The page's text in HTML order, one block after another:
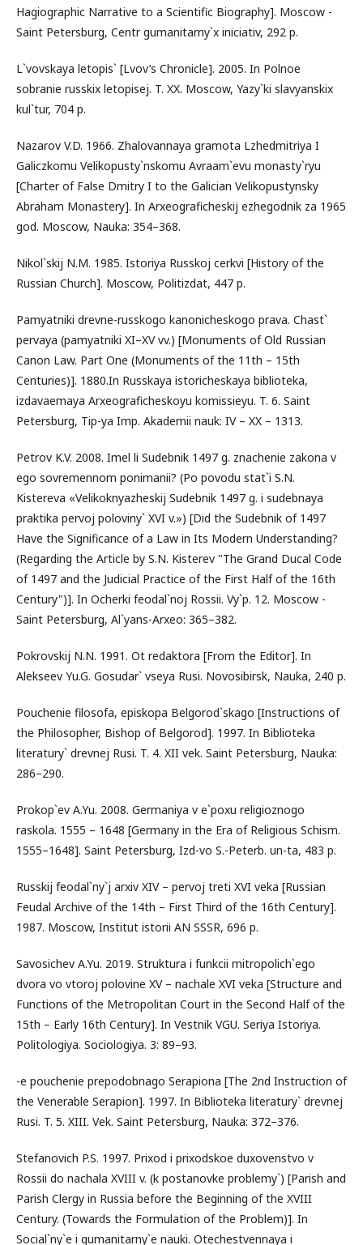
Hagiographic Narrative to a Scientific Biography]. Moscow -
Saint Petersburg, Centr gumanitarny`x iniciativ, 292 p.
L`vovskaya letopis` [Lvov’s Chronicle]. 2005. In Polnoe
sobranie russkix letopisej. T. XX. Moscow, Yazy`ki slavyanskix
kul`tur, 704 p.
Nazarov V.D. 1966. Zhalovannaya gramota Lzhedmitriya I
Galiczkomu Velikopusty`nskomu Avraam`evu monasty`ryu
[Charter of False Dmitry I to the Galician Velikopustynsky
Abraham Monastery]. In Arxeograficheskij ezhegodnik za 1965
god. Moscow, Nauka: 354–368.
Nikol`skij N.M. 1985. Istoriya Russkoj cerkvi [History of the
Russian Church]. Moscow, Politizdat, 447 p.
Pamyatniki drevne-russkogo kanonicheskogo prava. Chast`
pervaya (pamyatniki XI–XV vv.) [Monuments of Old Russian
Canon Law. Part One (Monuments of the 11th – 15th
Centuries)]. 1880.In Russkaya istoricheskaya biblioteka,
izdavaemaya Arxeograficheskoyu komissieyu. T. 6. Saint
Petersburg, Tip-ya Imp. Akademii nauk: IV – XX – 1313.
Petrov K.V. 2008. Imel li Sudebnik 1497 g. znachenie zakona v
ego sovremennom ponimanii? (Po povodu stat`i S.N.
Kistereva «Velikoknyazheskij Sudebnik 1497 g. i sudebnaya
praktika pervoj poloviny` XVI v.») [Did the Sudebnik of 1497
Have the Significance of a Law in Its Modern Understanding?
(Regarding the Article by S.N. Kisterev "The Grand Ducal Code
of 1497 and the Judicial Practice of the First Half of the 16th
Century")]. In Ocherki feodal`noj Rossii. Vy`p. 12. Moscow -
Saint Petersburg, Al`yans-Arxeo: 365–382.
Pokrovskij N.N. 1991. Ot redaktora [From the Editor]. In
Alekseev Yu.G. Gosudar` vseya Rusi. Novosibirsk, Nauka, 240 p.
Pouchenie filosofa, episkopa Bеlgorod`skago [Instructions of
the Philosopher, Bishop of Bеlgorod]. 1997. In Biblioteka
literatury` drevnej Rusi. T. 4. XII vek. Saint Petersburg, Nauka:
286–290.
Prokop`ev A.Yu. 2008. Germaniya v e`poxu religioznogo
raskola. 1555 – 1648 [Germany in the Era of Religious Schism.
1555–1648]. Saint Petersburg, Izd-vo S.-Peterb. un-ta, 483 p.
Russkij feodal`ny`j arxiv XIV – pervoj treti XVI veka [Russian
Feudal Archive of the 14th – First Third of the 16th Century].
1987. Moscow, Institut istorii AN SSSR, 696 p.
Savosichev A.Yu. 2019. Struktura i funkcii mitropolich`ego
dvora vo vtoroj polovine XV – nachale XVI veka [Structure and
Functions of the Metropolitan Court in the Second Half of the
15th – Early 16th Century]. In Vestnik VGU. Seriya Istoriya.
Politologiya. Sociologiya. 3: 89–93.
-e pouchenie prepodobnago Serapiona [The 2nd Instruction of
the Venerable Serapion]. 1997. In Biblioteka literatury` drevnej
Rusi. T. 5. XIII. Vek. Saint Petersburg, Nauka: 372–376.
Stefanovich P.S. 1997. Prixod i prixodskoe duxovenstvo v
Rossii do nachala XVIII v. (k postanovke problemy`) [Parish and
Parish Clergy in Russia before the Beginning of the XVIII
Century. (Towards the Formulation of the Problem)]. In
Social`ny`e i gumanitarny`e nauki. Otechestvennaya i